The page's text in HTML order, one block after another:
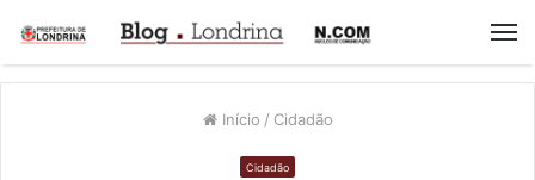
Início / Cidadão
Cidadão